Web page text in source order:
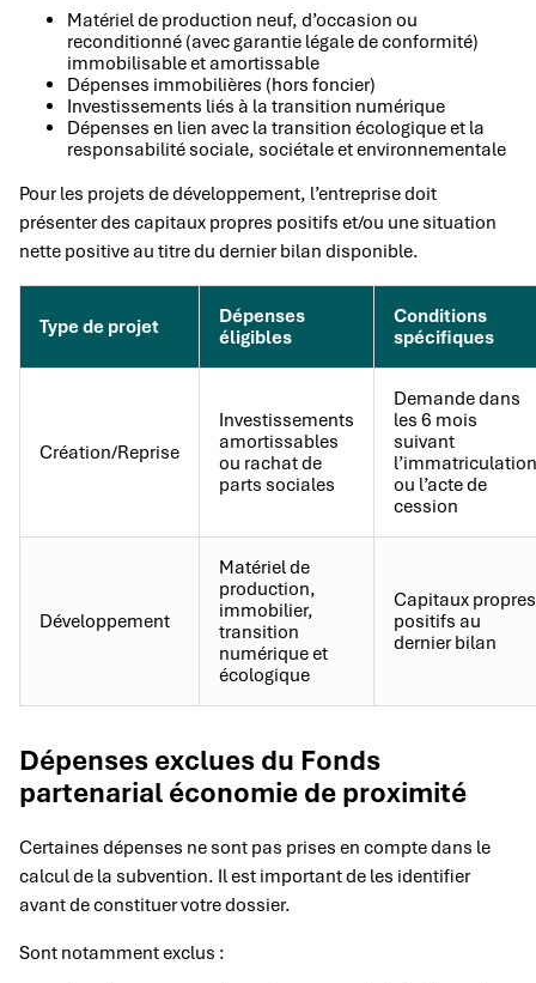
Matériel de production neuf, d’occasion ou
reconditionné (avec garantie légale de conformité)
immobilisable et amortissable
Dépenses immobilières (hors foncier)
Investissements liés à la transition numérique
Dépenses en lien avec la transition écologique et la
responsabilité sociale, sociétale et environnementale
Pour les projets de développement, l’entreprise doit
présenter des capitaux propres positifs et/ou une situation
nette positive au titre du dernier bilan disponible.
Type de projet
Dépenses
éligibles
Conditions
spécifiques
Création/Reprise
Investissements
amortissables
ou rachat de
parts sociales
Demande dans
les 6 mois
suivant
l’immatriculation
ou l’acte de
cession
Développement
Matériel de
production,
immobilier,
transition
numérique et
écologique
Capitaux propres
positifs au
dernier bilan
Dépenses exclues du Fonds
partenarial économie de proximité
Certaines dépenses ne sont pas prises en compte dans le
calcul de la subvention. Il est important de les identifier
avant de constituer votre dossier.
Sont notamment exclus :